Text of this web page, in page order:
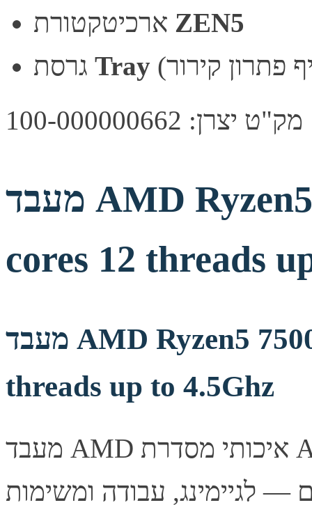
ZEN5
Tray
מק"ט יצרן: 100-000000662
מעבד AMD Ryzen5 7500X3D AM5 6
cores 12 threads
מעבד AMD Ryzen5 7500X3D AM5 6 cores 12
threads up to 4.5Ghz
מעבד AMD איכותי מסדרת AMD Ryzen (ZEN5), המציע
— לגיימינג, עבודה ומשימות